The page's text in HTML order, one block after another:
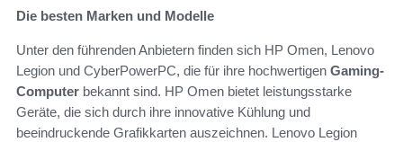
Die besten Marken und Modelle
Unter den führenden Anbietern finden sich HP Omen, Lenovo
Legion und CyberPowerPC, die für ihre hochwertigen Gaming-
Computer bekannt sind. HP Omen bietet leistungsstarke
Geräte, die sich durch ihre innovative Kühlung und
beeindruckende Grafikkarten auszeichnen. Lenovo Legion